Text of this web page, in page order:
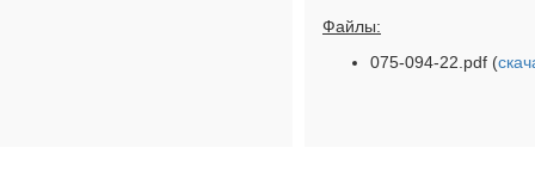
Файлы:
075-094-22.pdf (